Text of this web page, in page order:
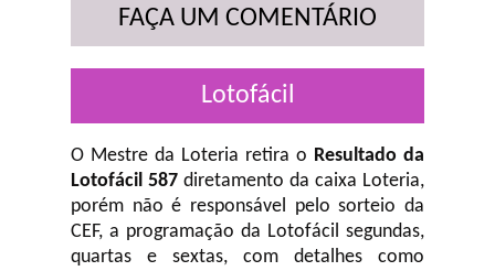
FAÇA UM COMENTÁRIO
Lotofácil
O Mestre da Loteria retira o Resultado da
Lotofácil 587 diretamento da caixa Loteria,
porém não é responsável pelo sorteio da
CEF, a programação da Lotofácil segundas,
quartas e sextas, com detalhes como